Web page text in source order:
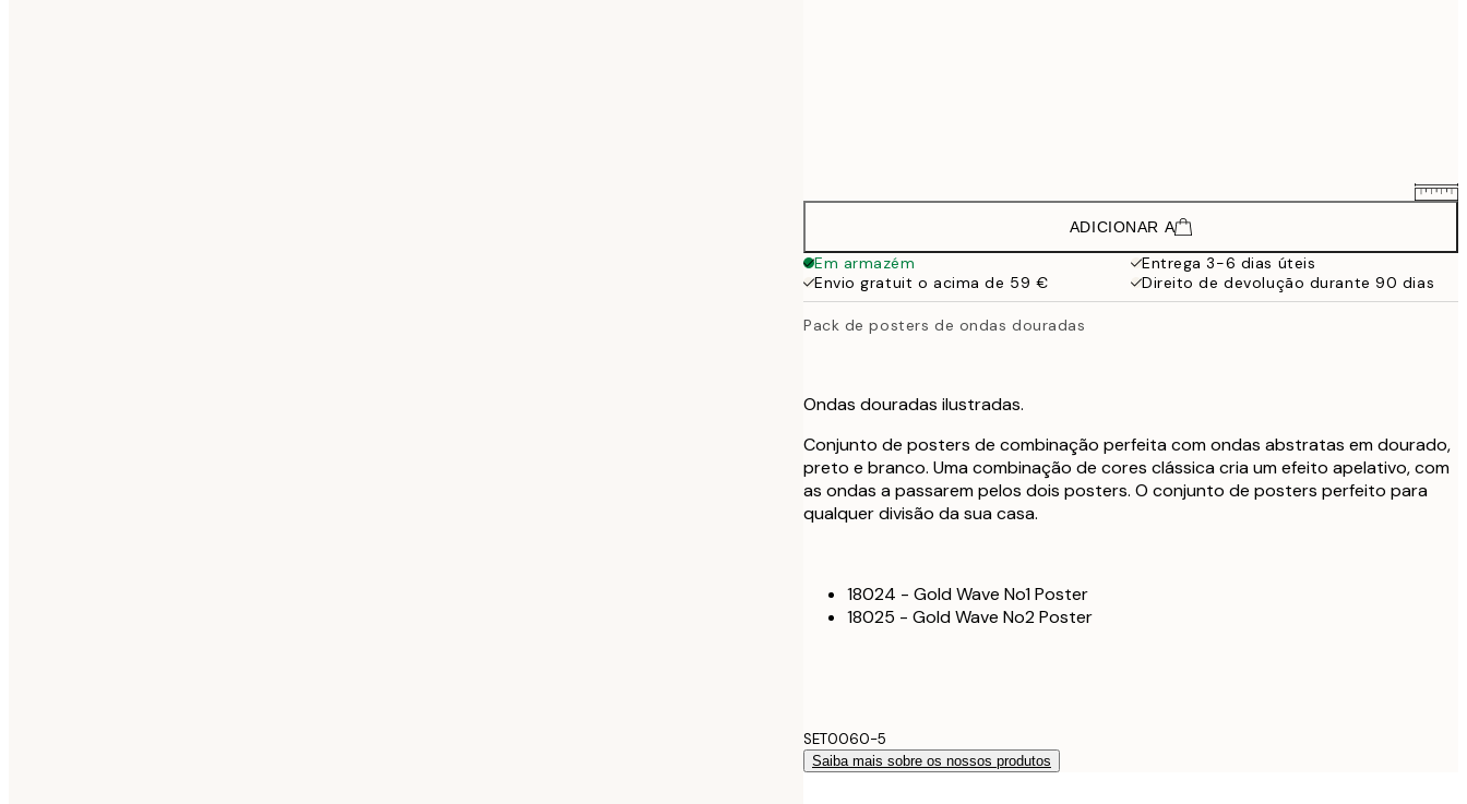
39,90 €
50x70 cm 38,94 €
64,90 €
ADICIONAR A
Em armazém
Entrega 3-6 dias úteis
Envio gratuit o acima de 59 €
Direito de devolução durante 90 dias
Pack de posters de ondas douradas
Ondas douradas ilustradas.
Conjunto de posters de combinação perfeita com ondas abstratas em dourado,
preto e branco. Uma combinação de cores clássica cria um efeito apelativo, com
as ondas a passarem pelos dois posters. O conjunto de posters perfeito para
qualquer divisão da sua casa.
18024 - Gold Wave No1 Poster
18025 - Gold Wave No2 Poster
SET0060-5
Saiba mais sobre os nossos produtos